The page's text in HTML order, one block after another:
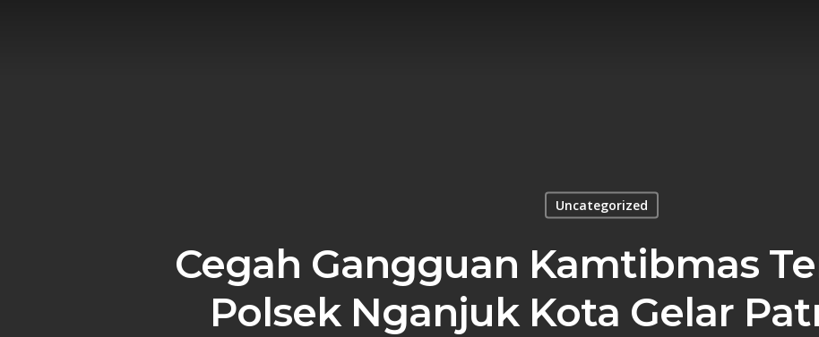
Uncategorized
Cegah Gangguan Kamtibmas
Polsek Nganjuk Kota Gelar